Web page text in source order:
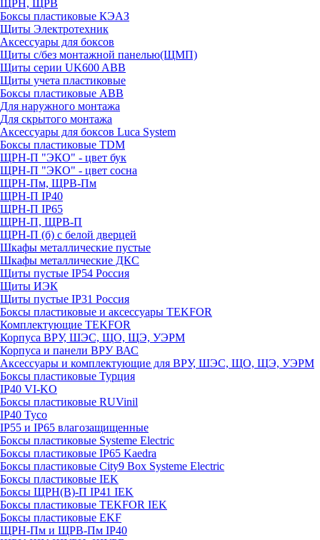
ЩРН, ЩРВ
Боксы пластиковые КЭАЗ
Щиты Электротехник
Аксессуары для боксов
Щиты с/без монтажной панелью(ЩМП)
Щиты серии UK600 ABB
Щиты учета пластиковые
Боксы пластиковые ABB
Для наружного монтажа
Для скрытого монтажа
Аксессуары для боксов Luca System
Боксы пластиковые TDM
ЩРН-П "ЭКО" - цвет бук
ЩРН-П "ЭКО" - цвет сосна
ЩРН-Пм, ЩРВ-Пм
ЩРН-П IP40
ЩРН-П IP65
ЩРН-П, ЩРВ-П
ЩРН-П (б) с белой дверцей
Шкафы металлические пустые
Шкафы металлические ДКС
Щиты пустые IP54 Россия
Щиты ИЭК
Щиты пустые IP31 Россия
Боксы пластиковые и аксессуары TEKFOR
Комплектующие TEKFOR
Корпуса ВРУ, ШЭС, ЩО, ЩЭ, УЭРМ
Корпуса и панели ВРУ ВАС
Аксессуары и комплектующие для ВРУ, ШЭС, ЩО, ЩЭ, УЭРМ
Боксы пластиковые Турция
IP40 VI-KO
Боксы пластиковые RUVinil
IP40 Тусо
IP55 и IP65 влагозащищенные
Боксы пластиковые Systeme Electric
Боксы пластиковые IP65 Kaedra
Боксы пластиковые City9 Box Systeme Electric
Боксы пластиковые IEK
Боксы ЩРН(В)-П IP41 IEK
Боксы пластиковые TEKFOR IEK
Боксы пластиковые EKF
ЩРН-Пм и ЩРВ-Пм IP40